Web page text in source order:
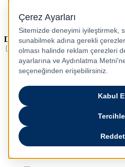
Xbox Series S
Xbox Series X
Dil
Türkçe
English
عربى
русский